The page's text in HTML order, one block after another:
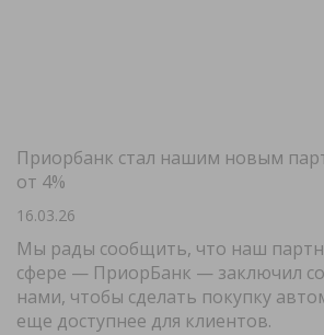
Приорбанк стал нашим новым
от 4%
16.03.26
Мы рады сообщить, что наш
сфере — ПриорБанк — заключил
нами, чтобы сделать покупку
еще доступнее для клиентов.